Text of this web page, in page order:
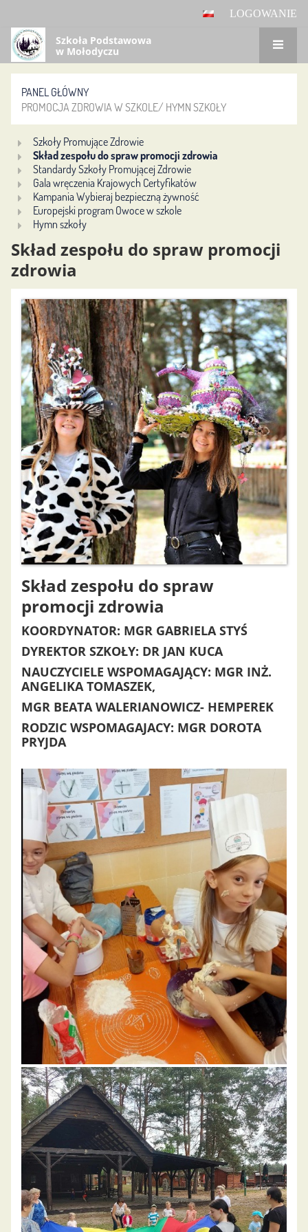
LOGOWANIE
Szkoła Podstawowa
w Mołodyczu
PANEL GŁÓWNY
PROMOCJA ZDROWIA W SZKOLE/ HYMN SZKOŁY
Promocja
zdrowia
w
szkole/
Hymn
szkoły
Szkoły Promujące Zdrowie
Skład zespołu do spraw promocji zdrowia
Standardy Szkoły Promującej Zdrowie
Gala wręczenia Krajowych Certyfikatów
Kampania Wybieraj bezpieczną żywność
Europejski program Owoce w szkole
Hymn szkoły
Skład zespołu do spraw promocji
zdrowia
Skład zespołu do spraw
promocji zdrowia
KOORDYNATOR: MGR GABRIELA STYŚ
DYREKTOR SZKOŁY: DR JAN KUCA
NAUCZYCIELE WSPOMAGAJĄCY: MGR INŻ.
ANGELIKA TOMASZEK,
MGR BEATA WALERIANOWICZ- HEMPEREK
RODZIC WSPOMAGAJACY: MGR DOROTA
PRYJDA